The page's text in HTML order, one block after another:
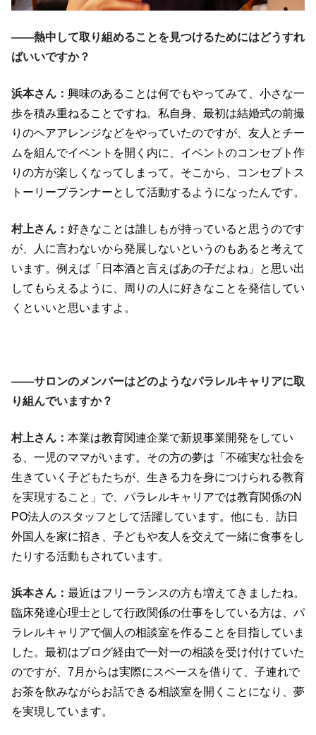
――熱中して取り組めることを見つけるためにはどうすれ
ばいいですか？
浜本さん： 興味のあることは何でもやってみて、小さな一
歩を積み重ねることですね。私自身、最初は結婚式の前撮
りのヘアアレンジなどをやっていたのですが、友人とチー
ムを組んでイベントを開く内に、イベントのコンセプト作
りの方が楽しくなってしまって。そこから、コンセプトス
トーリープランナーとして活動するようになったんです。
村上さん： 好きなことは誰しもが持っていると思うのです
が、人に言わないから発展しないというのもあると考えて
います。例えば「日本酒と言えばあの子だよね」と思い出
してもらえるように、周りの人に好きなことを発信してい
くといいと思いますよ。
――サロンのメンバーはどのようなパラレルキャリアに取
り組んでいますか？
村上さん： 本業は教育関連企業で新規事業開発をしてい
る、一児のママがいます。その方の夢は「不確実な社会を
生きていく子どもたちが、生きる力を身につけられる教育
を実現すること」で、パラレルキャリアでは教育関係のN
PO法人のスタッフとして活躍しています。他にも、訪日
外国人を家に招き、子どもや友人を交えて一緒に食事をし
たりする活動もされています。
浜本さん： 最近はフリーランスの方も増えてきましたね。
臨床発達心理士として行政関係の仕事をしている方は、パ
ラレルキャリアで個人の相談室を作ることを目指していま
した。最初はブログ経由で一対一の相談を受け付けていた
のですが、7月からは実際にスペースを借りて、子連れで
お茶を飲みながらお話できる相談室を開くことになり、夢
を実現しています。